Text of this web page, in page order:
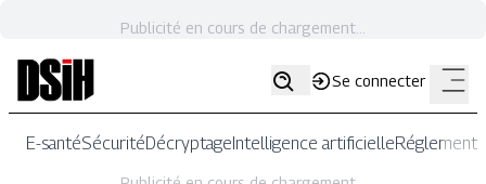
Publicité en cours de chargement...
Se connecter
E-santéSécuritéDécryptageIntelligence artificielle